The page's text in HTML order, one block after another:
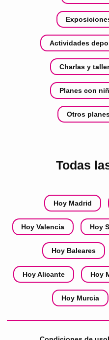
Actividades
Charlas y
Planes con
Otros
Todas
Hoy Madrid
Hoy Valencia Hoy
Hoy Baleares
Hoy Alicante Hoy
Hoy Murcia